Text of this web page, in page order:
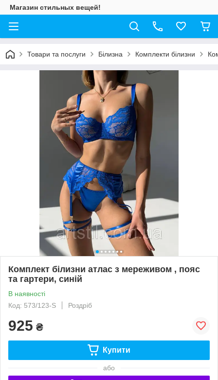
Магазин стильных вещей!
Товари та послуги Білизна Комплекти білизни
Комплект білизни атлас з мереживом , пояс
та гартери, синій
В наявності
Код: 573/123-S
Роздріб
925 ₴
Купити
або